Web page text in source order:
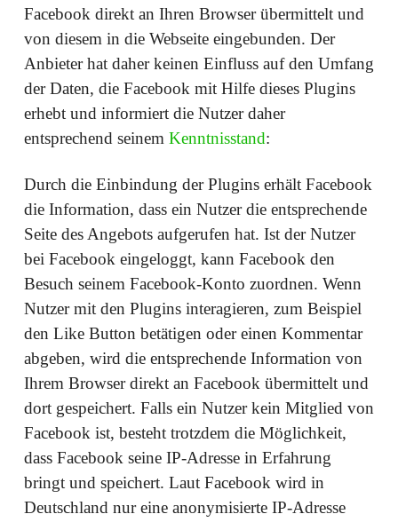
Facebook direkt an Ihren Browser übermittelt und
von diesem in die Webseite eingebunden. Der
Anbieter hat daher keinen Einfluss auf den Umfang
der Daten, die Facebook mit Hilfe dieses Plugins
erhebt und informiert die Nutzer daher
entsprechend seinem Kenntnisstand:
Durch die Einbindung der Plugins erhält Facebook
die Information, dass ein Nutzer die entsprechende
Seite des Angebots aufgerufen hat. Ist der Nutzer
bei Facebook eingeloggt, kann Facebook den
Besuch seinem Facebook-Konto zuordnen. Wenn
Nutzer mit den Plugins interagieren, zum Beispiel
den Like Button betätigen oder einen Kommentar
abgeben, wird die entsprechende Information von
Ihrem Browser direkt an Facebook übermittelt und
dort gespeichert. Falls ein Nutzer kein Mitglied von
Facebook ist, besteht trotzdem die Möglichkeit,
dass Facebook seine IP-Adresse in Erfahrung
bringt und speichert. Laut Facebook wird in
Deutschland nur eine anonymisierte IP-Adresse